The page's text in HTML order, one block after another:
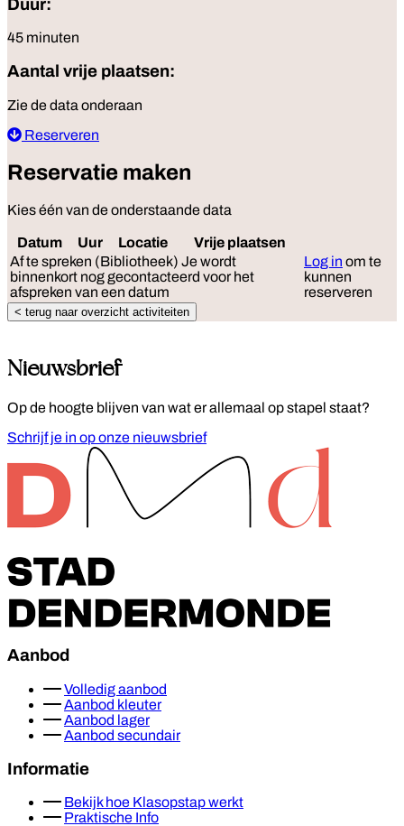
Duur:
45 minuten
Aantal vrije plaatsen:
Zie de data onderaan
Reserveren
Reservatie maken
Kies één van de onderstaande data
Datum Uur Locatie Vrije plaatsen
Af te spreken (Bibliotheek) Je wordt
binnenkort nog gecontacteerd voor het
afspreken van een datum
Log in om te
kunnen
reserveren
< terug naar overzicht activiteiten
Nieuwsbrief
Op de hoogte blijven van wat er allemaal op stapel staat?
Schrijf je in op onze nieuwsbrief
Aanbod
Volledig aanbod
Aanbod kleuter
Aanbod lager
Aanbod secundair
Informatie
Bekijk hoe Klasopstap werkt
Praktische Info